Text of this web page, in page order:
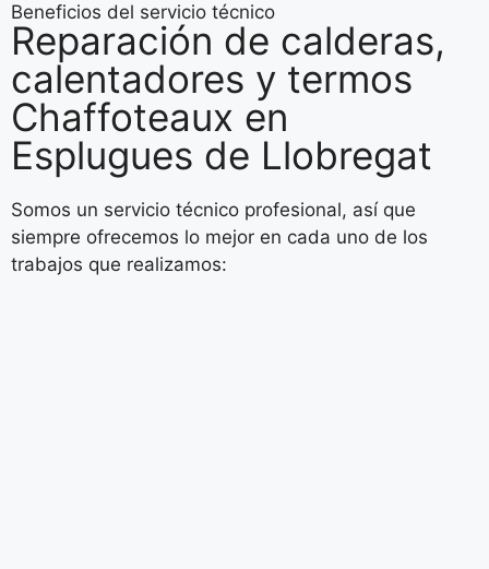
Beneficios del servicio técnico
Reparación de calderas,
calentadores y termos
Chaffoteaux en
Esplugues de Llobregat
Somos un servicio técnico profesional, así que
siempre ofrecemos lo mejor en cada uno de los
trabajos que realizamos: